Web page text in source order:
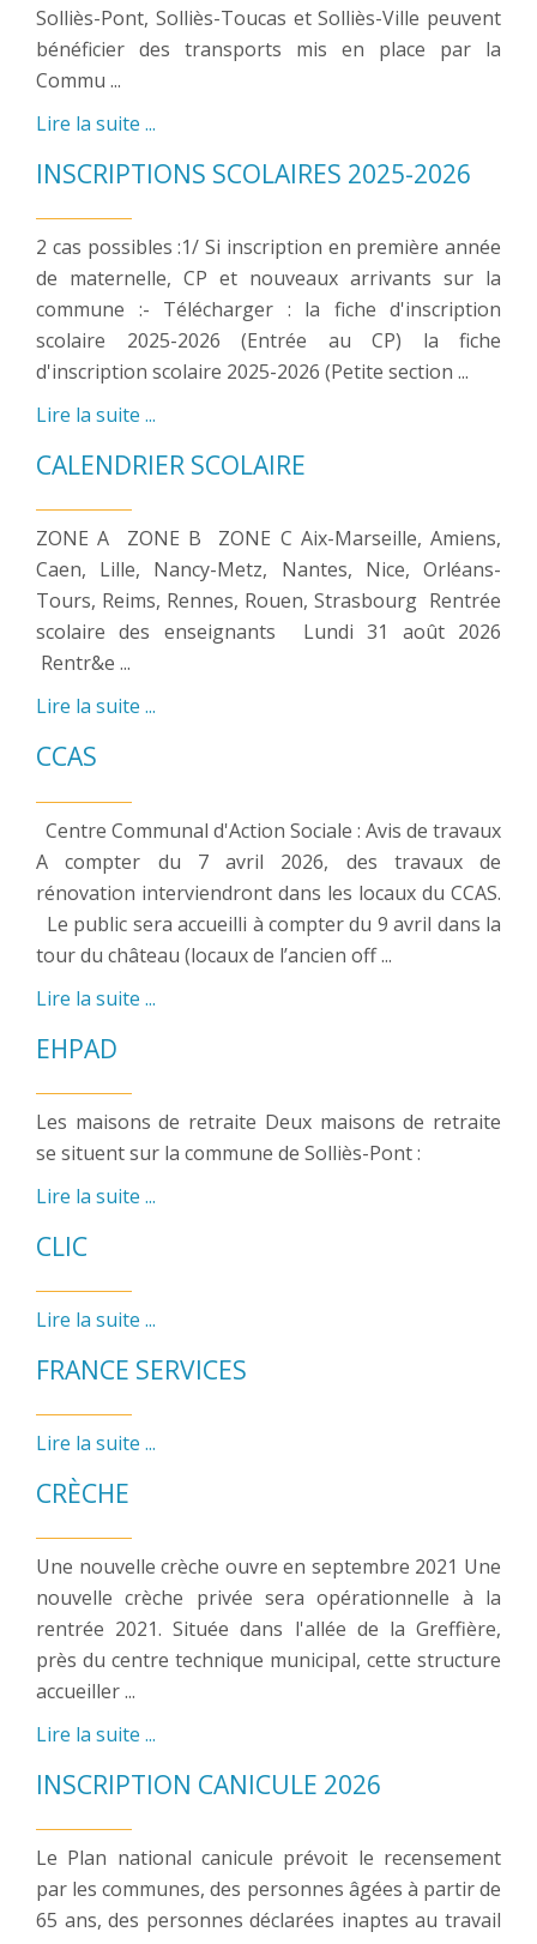
Solliès-Pont, Solliès-Toucas et Solliès-Ville peuvent
bénéficier des transports mis en place par la
Commu ...
Lire la suite ...
INSCRIPTIONS SCOLAIRES 2025-2026
2 cas possibles :1/ Si inscription en première année
de maternelle, CP et nouveaux arrivants sur la
commune :- Télécharger : la fiche d'inscription
scolaire 2025-2026 (Entrée au CP) la fiche
d'inscription scolaire 2025-2026 (Petite section ...
Lire la suite ...
CALENDRIER SCOLAIRE
ZONE A ZONE B ZONE C Aix-Marseille, Amiens,
Caen, Lille, Nancy-Metz, Nantes, Nice, Orléans-
Tours, Reims, Rennes, Rouen, Strasbourg Rentrée
scolaire des enseignants Lundi 31 août 2026
Rentr&e ...
Lire la suite ...
CCAS
Centre Communal d'Action Sociale : Avis de travaux
A compter du 7 avril 2026, des travaux de
rénovation interviendront dans les locaux du CCAS.
Le public sera accueilli à compter du 9 avril dans la
tour du château (locaux de l’ancien off ...
Lire la suite ...
EHPAD
Les maisons de retraite Deux maisons de retraite
se situent sur la commune de Solliès-Pont :
Lire la suite ...
CLIC
Lire la suite ...
FRANCE SERVICES
Lire la suite ...
CRÈCHE
Une nouvelle crèche ouvre en septembre 2021 Une
nouvelle crèche privée sera opérationnelle à la
rentrée 2021. Située dans l'allée de la Greffière,
près du centre technique municipal, cette structure
accueiller ...
Lire la suite ...
INSCRIPTION CANICULE 2026
Le Plan national canicule prévoit le recensement
par les communes, des personnes âgées à partir de
65 ans, des personnes déclarées inaptes au travail